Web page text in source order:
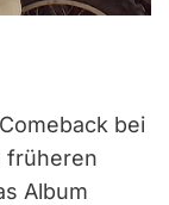
bei
früheren
Album